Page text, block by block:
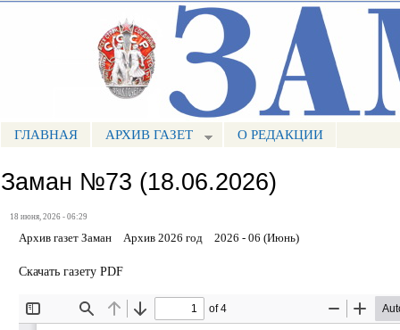
Портал СМИ КБР
МЕНЮ ЗАМАН
ГЛАВНАЯ АРХИВ ГАЗЕТ О РЕДАКЦИИ
Заман №73 (18.06.2026)
18 июня, 2026 - 06:29
Архив газет Заман Архив 2026 год 2026 - 06 (Июнь)
Скачать газету PDF